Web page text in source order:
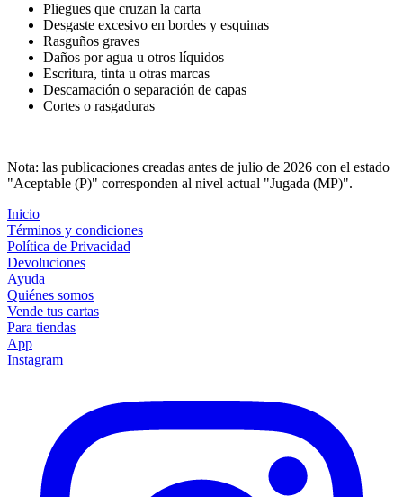
Pliegues que cruzan la carta
Desgaste excesivo en bordes y esquinas
Rasguños graves
Daños por agua u otros líquidos
Escritura, tinta u otras marcas
Descamación o separación de capas
Cortes o rasgaduras
Nota: las publicaciones creadas antes de julio de 2026 con el estado
"Aceptable (P)" corresponden al nivel actual "Jugada (MP)".
Inicio
Términos y condiciones
Política de Privacidad
Devoluciones
Ayuda
Quiénes somos
Vende tus cartas
Para tiendas
App
Instagram